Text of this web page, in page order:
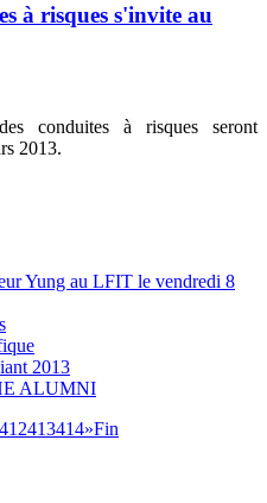
à risques s'invite au
conduites à risques seront
2013.
Yung au LFIT le vendredi 8
2013
ALUMNI
412413414»Fin